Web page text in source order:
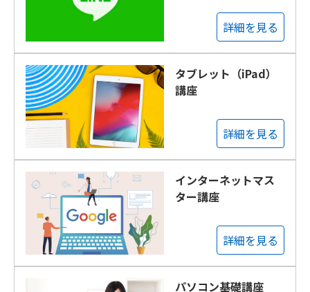
詳細を見る
タブレット（iPad）
講座
詳細を見る
インターネットマス
ター講座
詳細を見る
パソコン基礎講座